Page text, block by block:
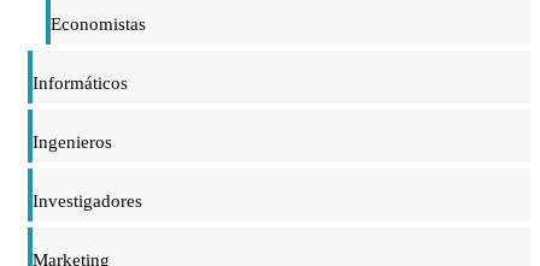
Economistas
Informáticos
Ingenieros
Investigadores
Marketing